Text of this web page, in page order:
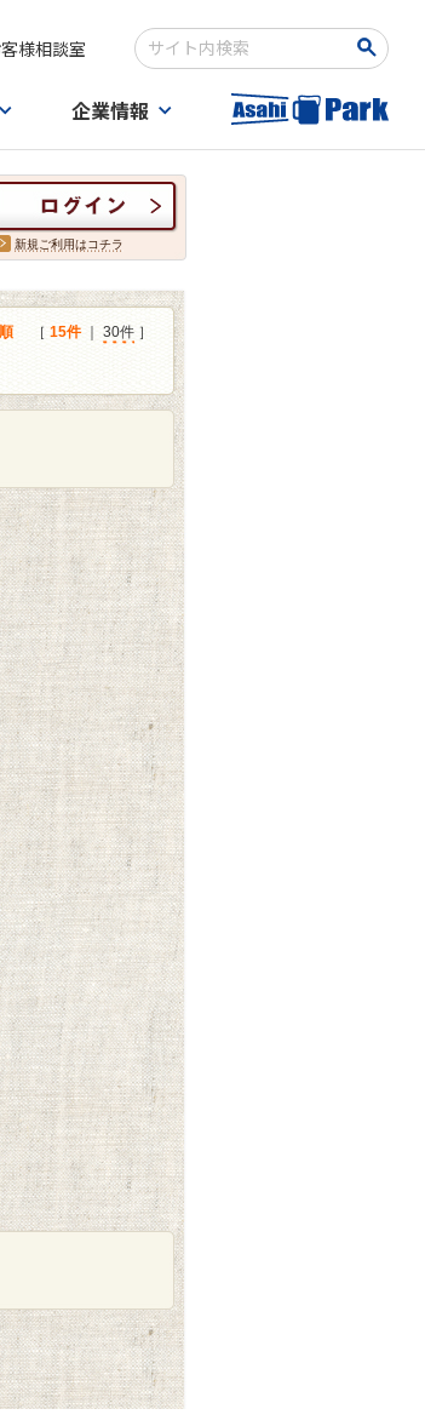
様相談室
検索キーワード入力
企業情報
新規ご利用はコチラ
［ 15件｜ 30件 ］